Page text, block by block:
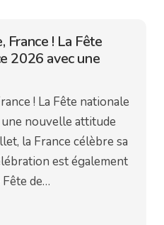
! La Fête
2026 avec une
! La Fête nationale
nouvelle attitude
la France célèbre sa
est également
de…